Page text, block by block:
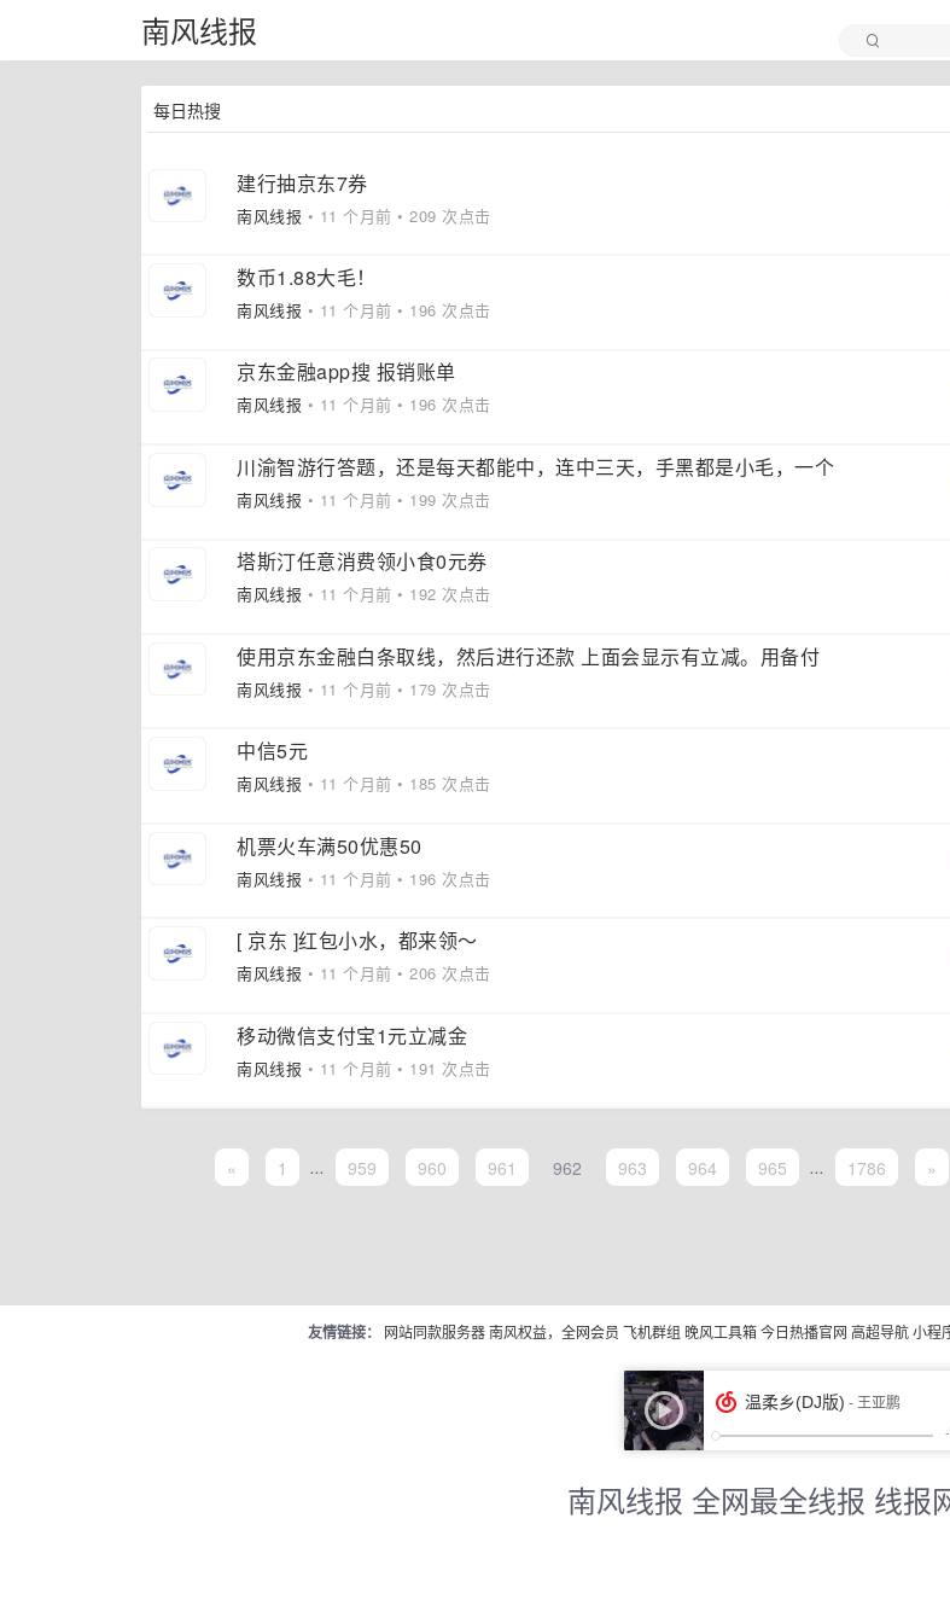
南风线报
每日热搜
建行抽京东7券
南风线报 • 11 个月前 • 209 次点击
数币1.88大毛！
南风线报 • 11 个月前 • 196 次点击
京东金融app搜 报销账单
南风线报 • 11 个月前 • 196 次点击
川渝智游行答题，还是每天都能中，连中三天，手黑都是小毛，一个
南风线报 • 11 个月前 • 199 次点击
塔斯汀任意消费领小食0元券
南风线报 • 11 个月前 • 192 次点击
使用京东金融白条取线，然后进行还款 上面会显示有立减。用备付
南风线报 • 11 个月前 • 179 次点击
中信5元
南风线报 • 11 个月前 • 185 次点击
机票火车满50优惠50
南风线报 • 11 个月前 • 196 次点击
[ 京东 ]红包小水，都来领～
南风线报 • 11 个月前 • 206 次点击
移动微信支付宝1元立减金
南风线报 • 11 个月前 • 191 次点击
« 1 ... 959 960 961 962 963 964 965 ... 1786 »
友情链接： 网站同款服务器 南风权益，全网会员 飞机群组 晚风工具箱 今日热播官网 高超导航 小程
南风线报 全网最全线报 线报